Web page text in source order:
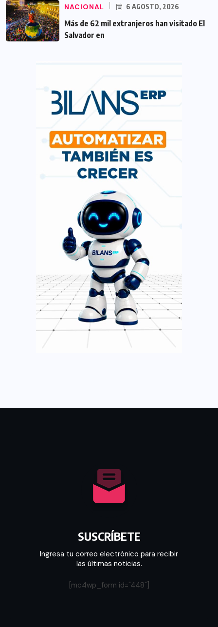
NACIONAL 6 AGOSTO, 2026
Más de 62 mil extranjeros han visitado El
Salvador en
SUSCRÍBETE
Ingresa tu correo electrónico para recibir
las últimas noticias.
[mc4wp_form id="448"]